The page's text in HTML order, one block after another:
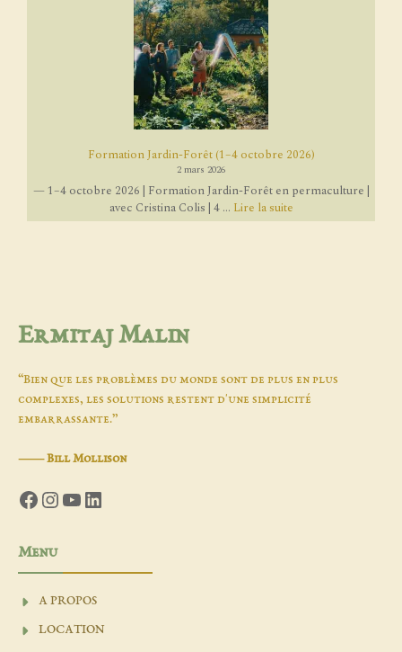
Formation Jardin-Forêt (1–4 octobre 2026)
2 mars 2026
— 1–4 octobre 2026 | Formation Jardin-Forêt en permaculture |
avec Cristina Colis | 4 ... Lire la suite
Ermitaj Malin
“Bien que les problèmes du monde sont de plus en plus
complexes, les solutions restent d'une simplicité
embarrassante.”
―Bill Mollison
Facebook
Instagram
YouTube
LinkedIn
Menu
A PROPOS
LOCATION